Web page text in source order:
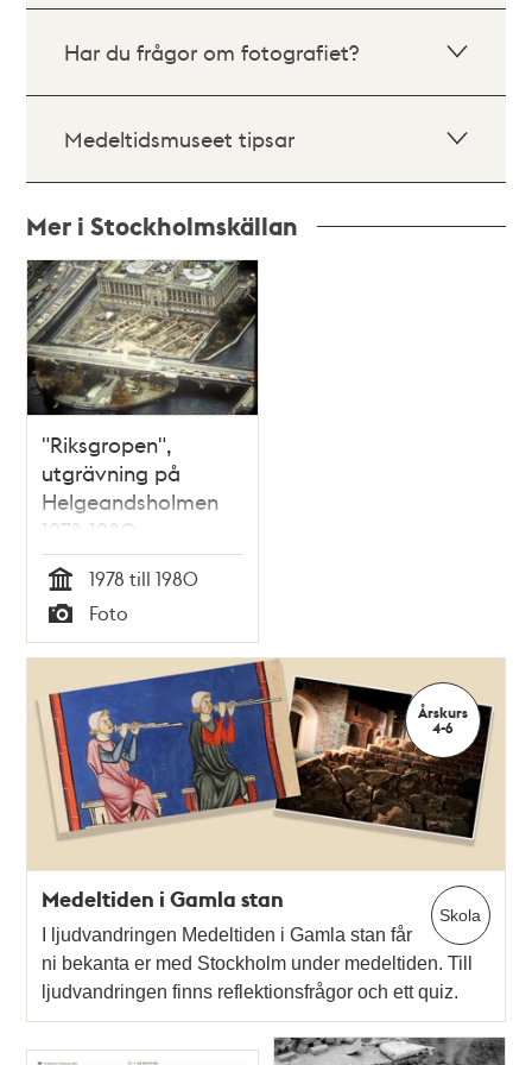
Har du frågor om fotografiet?
Medeltidsmuseet tipsar
Mer i Stockholmskällan
Relaterade
poster
och
teman
"Riksgropen",
utgrävning på
Helgeandsholmen
1978-1980
Tid
1978 till 1980
Typ
Foto
Årskurs
4-6
Skola
Medeltiden i Gamla stan
I ljudvandringen Medeltiden i Gamla stan får
ni bekanta er med Stockholm under medeltiden. Till
ljudvandringen finns reflektionsfrågor och ett quiz.